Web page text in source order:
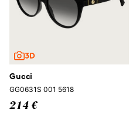
Gucci
GG0631S 001 5618
214 €